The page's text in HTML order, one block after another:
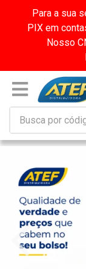
Para a sua
PIX em
Nosso